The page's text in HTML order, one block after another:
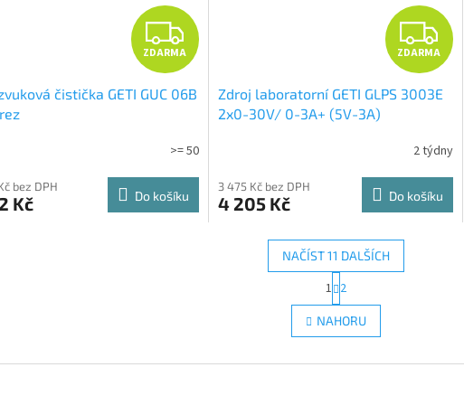
Z
D
A
R
M
A
ZDARMA
čistička GETI GUC 06B
>= 50
bez DPH
Kč Do košíku
Z
D
A
R
M
A
ZDARMA
Zdroj laboratorní GETI GLPS 3003E
2x0-30V/ 0-3A+ (5V-3A)
2 týdny
3 475 Kč bez DPH
4 205 Kč Do košíku
O
v
l
d
NAČÍST 11 DALŠÍCH
t
r
á
n
1 2
NAHORU